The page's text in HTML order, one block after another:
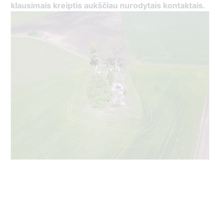
klausimais kreiptis aukščiau nurodytais kontaktais.